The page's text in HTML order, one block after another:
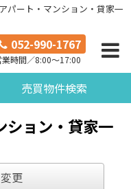
パート・マンション・貸家一
052-990-1767
業時間／8:00～17:00
売買物件検索
ション・貸家一
更